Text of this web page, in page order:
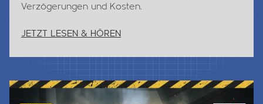
Verzögerungen und Kosten.
JETZT LESEN & HÖREN
Jetzt Lesen & Hören